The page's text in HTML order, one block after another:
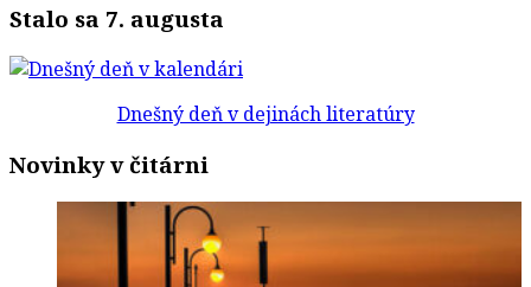
Stalo sa 7. augusta
Dnešný deň v dejinách literatúry
Novinky v čitárni